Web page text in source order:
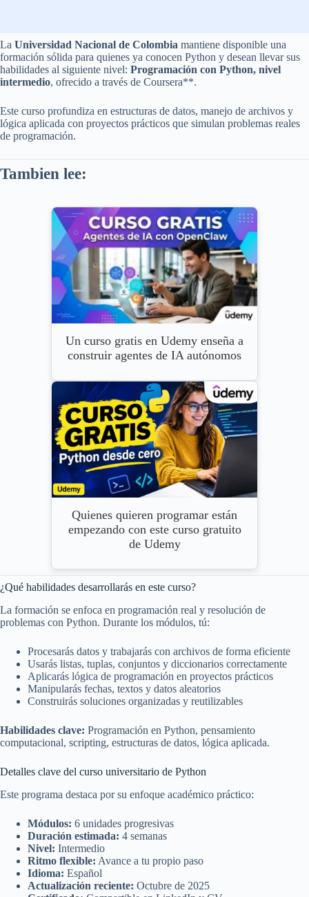
La Universidad Nacional de Colombia mantiene disponible una
formación sólida para quienes ya conocen Python y desean llevar sus
habilidades al siguiente nivel: Programación con Python, nivel
intermedio, ofrecido a través de Coursera**.
Este curso profundiza en estructuras de datos, manejo de archivos y
lógica aplicada con proyectos prácticos que simulan problemas reales
de programación.
Tambien lee:
Un curso gratis en Udemy enseña a
construir agentes de IA autónomos
Quienes quieren programar están
empezando con este curso gratuito
de Udemy
¿Qué habilidades desarrollarás en este curso?
La formación se enfoca en programación real y resolución de
problemas con Python. Durante los módulos, tú:
Procesarás datos y trabajarás con archivos de forma eficiente
Usarás listas, tuplas, conjuntos y diccionarios correctamente
Aplicarás lógica de programación en proyectos prácticos
Manipularás fechas, textos y datos aleatorios
Construirás soluciones organizadas y reutilizables
Habilidades clave: Programación en Python, pensamiento
computacional, scripting, estructuras de datos, lógica aplicada.
Detalles clave del curso universitario de Python
Este programa destaca por su enfoque académico práctico:
Módulos: 6 unidades progresivas
Duración estimada: 4 semanas
Nivel: Intermedio
Ritmo flexible: Avance a tu propio paso
Idioma: Español
Actualización reciente: Octubre de 2025